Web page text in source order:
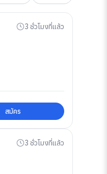
3 ชั่วโมงที่แล้ว
สมัคร
3 ชั่วโมงที่แล้ว